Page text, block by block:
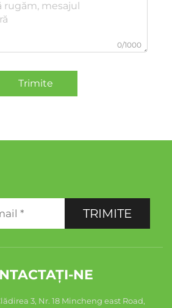
0/1000
Trimite
TRIMITE
NE
3, Nr. 18 Mincheng east Road,